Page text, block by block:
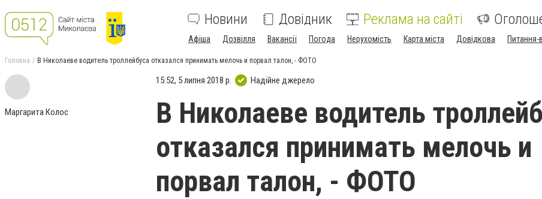
Новини Довідник Реклама на сайті
Афіша Дозвілля Вакансії Погода Нерухомість Карта міста Довідкова Питання-
Головна В Николаеве водитель троллейбуса отказался принимать мелочь и порвал талон, - ФОТО
Маргарита Колос
15:52, 5 липня 2018 р. Надійне джерело
В Николаеве водитель
отказался принимать мелочь и
порвал талон, - ФОТО